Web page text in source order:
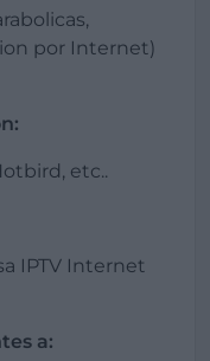
por Internet)
etc..
IPTV Internet
a: